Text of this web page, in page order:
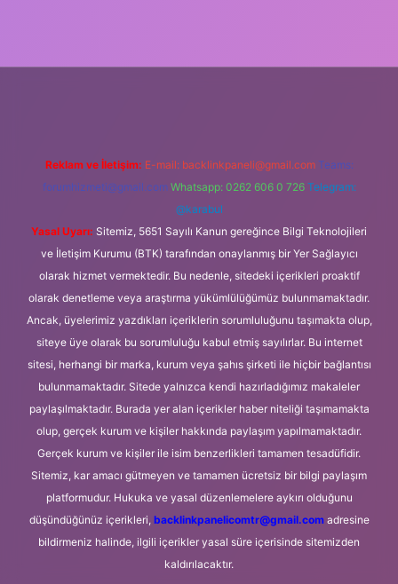
Reklam ve İletişim: E-mail: backlinkpaneli@gmail.com Teams:
forumhizmeti@gmail.com Whatsapp: 0262 606 0 726 Telegram:
@karabul
Yasal Uyarı: Sitemiz, 5651 Sayılı Kanun gereğince Bilgi Teknolojileri
ve İletişim Kurumu (BTK) tarafından onaylanmış bir Yer Sağlayıcı
olarak hizmet vermektedir. Bu nedenle, sitedeki içerikleri proaktif
olarak denetleme veya araştırma yükümlülüğümüz bulunmamaktadır.
Ancak, üyelerimiz yazdıkları içeriklerin sorumluluğunu taşımakta olup,
siteye üye olarak bu sorumluluğu kabul etmiş sayılırlar. Bu internet
sitesi, herhangi bir marka, kurum veya şahıs şirketi ile hiçbir bağlantısı
bulunmamaktadır. Sitede yalnızca kendi hazırladığımız makaleler
paylaşılmaktadır. Burada yer alan içerikler haber niteliği taşımamakta
olup, gerçek kurum ve kişiler hakkında paylaşım yapılmamaktadır.
Gerçek kurum ve kişiler ile isim benzerlikleri tamamen tesadüfidir.
Sitemiz, kar amacı gütmeyen ve tamamen ücretsiz bir bilgi paylaşım
platformudur. Hukuka ve yasal düzenlemelere aykırı olduğunu
düşündüğünüz içerikleri, backlinkpanelicomtr@gmail.comadresine
bildirmeniz halinde, ilgili içerikler yasal süre içerisinde sitemizden
kaldırılacaktır.